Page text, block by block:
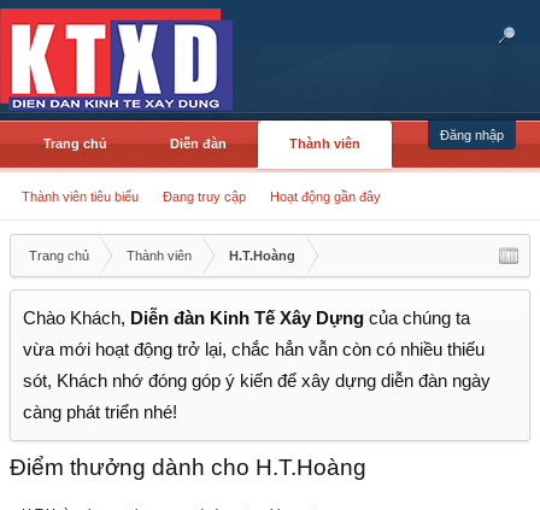
Đăng nhập
Trang chủ Diễn đàn Thành viên
Thành viên tiêu biểu Đang truy cập Hoạt động gần đây
Trang chủ Thành viên H.T.Hoàng
Chào Khách, Diễn đàn Kinh Tế Xây Dựng của chúng ta
vừa mới hoạt động trở lại, chắc hẳn vẫn còn có nhiều thiếu
sót, Khách nhớ đóng góp ý kiến để xây dựng diễn đàn ngày
càng phát triển nhé!
Điểm thưởng dành cho H.T.Hoàng